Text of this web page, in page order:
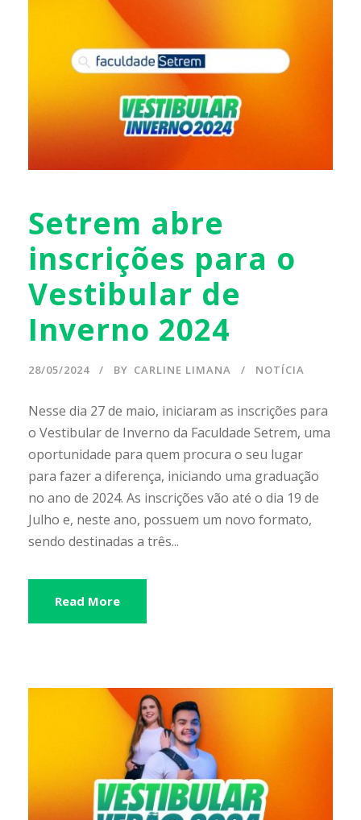
Setrem abre
inscrições para o
Vestibular de
Inverno 2024
28/05/2024 BY CARLINE LIMANA NOTÍCIA
Nesse dia 27 de maio, iniciaram as inscrições para
o Vestibular de Inverno da Faculdade Setrem, uma
oportunidade para quem procura o seu lugar
para fazer a diferença, iniciando uma graduação
no ano de 2024. As inscrições vão até o dia 19 de
Julho e, neste ano, possuem um novo formato,
sendo destinadas a três...
Read More